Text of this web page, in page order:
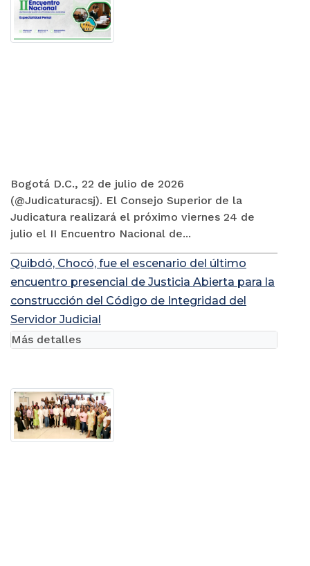
Bogotá D.C., 22 de julio de 2026
(@Judicaturacsj). El Consejo Superior de la
Judicatura realizará el próximo viernes 24 de
julio el II Encuentro Nacional de...
Quibdó, Chocó, fue el escenario del último
encuentro presencial de Justicia Abierta para la
construcción del Código de Integridad del
Servidor Judicial
Más detalles